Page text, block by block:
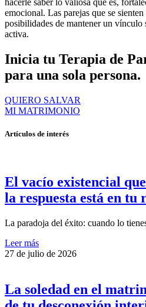
emocional. Las parejas que se
posibilidades de mantener un vínculo
activa.
Inicia tu Terapia de
para una sola persona.
QUIERO SALVAR
MI MATRIMONIO
Artículos de interés
El vacío existencial
la respuesta está en tu
La paradoja del éxito: cuando lo
Leer más
27 de julio de 2026
La soledad en el